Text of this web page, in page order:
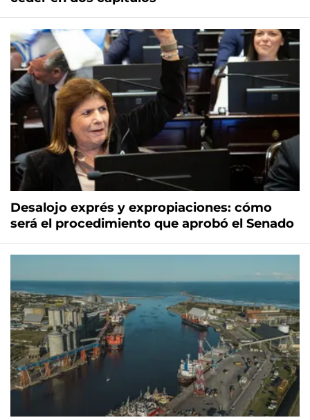
Desalojo exprés y expropiaciones: cómo
será el procedimiento que aprobó el Senado